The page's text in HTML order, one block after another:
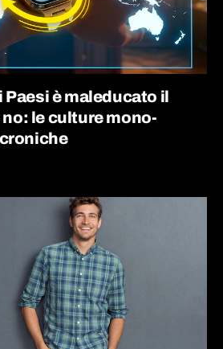
Paesi è maleducato il
le culture mono-